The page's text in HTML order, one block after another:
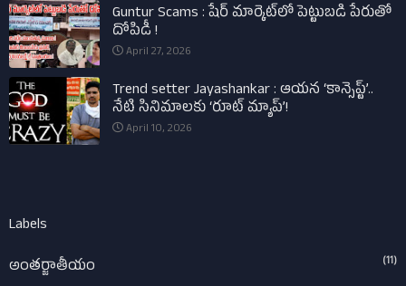
Guntur Scams : షేర్ మార్కెట్‌లో పెట్టుబడి పేరుతో
దోపిడీ !
April 27, 2026
Trend setter Jayashankar : ఆయన ‘కాన్సెప్ట్’..
నేటి సినిమాలకు ‘రూట్ మ్యాప్’!
April 10, 2026
Labels
అంతర్జాతీయం
(11)